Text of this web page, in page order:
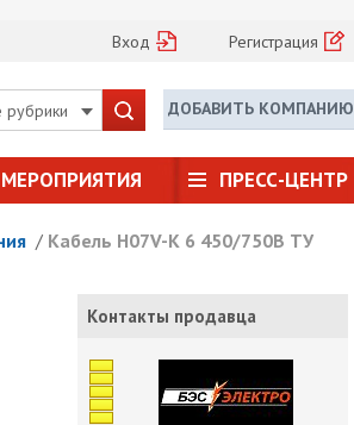
Вход Регистрация
рубрики ДОБАВИТЬ КОМПАНИЮ
МЕРОПРИЯТИЯ ПРЕСС-ЦЕНТР
/ Кабель H07V-K 6 450/750В ТУ
Контакты продавца